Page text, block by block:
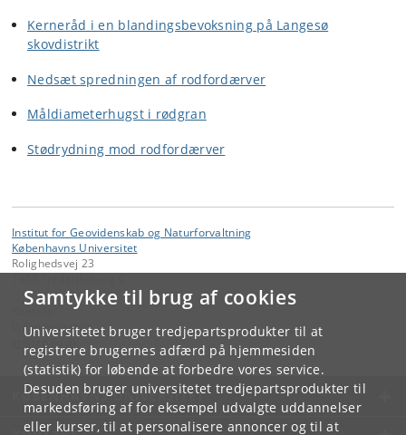
Samtykke til brug af cookies
Universitetet bruger tredjepartsprodukter til at
registrere brugernes adfærd på hjemmesiden
(statistik) for løbende at forbedre vores service.
Desuden bruger universitetet tredjepartsprodukter til
markedsføring af for eksempel udvalgte uddannelser
eller kurser, til at personalisere annoncer og til at
Kerneråd i en blandingsbevoksning på Langesø
skovdistrikt
Nedsæt spredningen af rodfordærver
Måldiameterhugst i rødgran
Stødrydning mod rodfordærver
Institut for Geovidenskab og Naturforvaltning
Københavns Universitet
Rolighedsvej 23
Videntjenesten
KØBENHAVNS UNIVERSITET